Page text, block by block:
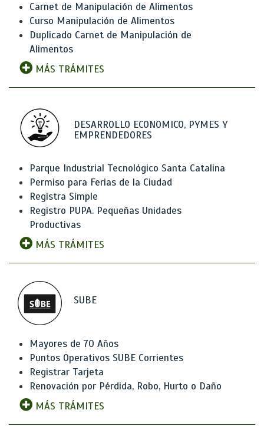
Carnet de Manipulación de Alimentos
Curso Manipulación de Alimentos
Duplicado Carnet de Manipulación de
Alimentos
MÁS TRÁMITES
DESARROLLO ECONOMICO, PYMES Y
EMPRENDEDORES
Parque Industrial Tecnológico Santa Catalina
Permiso para Ferias de la Ciudad
Registra Simple
Registro PUPA. Pequeñas Unidades
Productivas
MÁS TRÁMITES
SUBE
Mayores de 70 Años
Puntos Operativos SUBE Corrientes
Registrar Tarjeta
Renovación por Pérdida, Robo, Hurto o Daño
MÁS TRÁMITES